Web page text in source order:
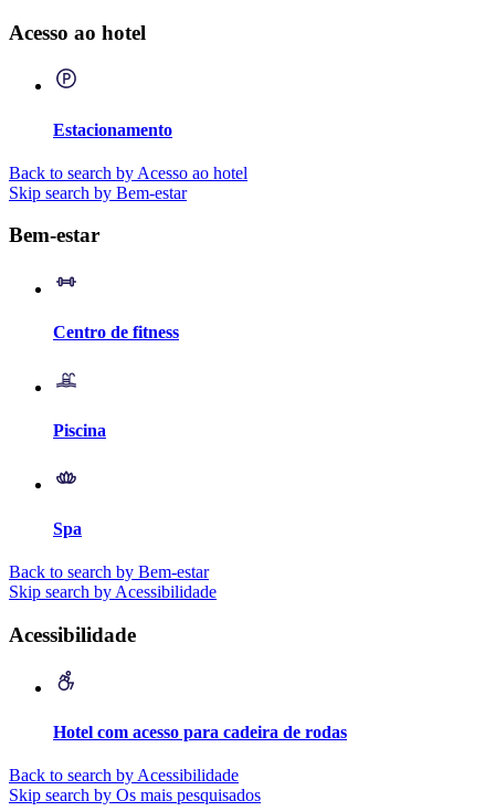
Acesso ao hotel
Estacionamento
Back to search by Acesso ao hotel
Skip search by Bem-estar
Bem-estar
Centro de fitness
Piscina
Spa
Back to search by Bem-estar
Skip search by Acessibilidade
Acessibilidade
Hotel com acesso para cadeira de rodas
Back to search by Acessibilidade
Skip search by Os mais pesquisados